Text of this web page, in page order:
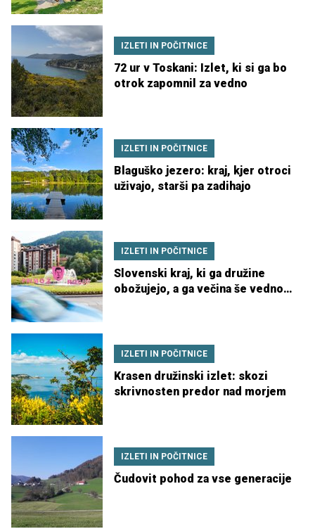
IZLETI IN POČITNICE
72 ur v Toskani: Izlet, ki si ga bo
otrok zapomnil za vedno
IZLETI IN POČITNICE
Blaguško jezero: kraj, kjer otroci
uživajo, starši pa zadihajo
IZLETI IN POČITNICE
Slovenski kraj, ki ga družine
obožujejo, a ga večina še vedno
IZLETI IN POČITNICE
Krasen družinski izlet: skozi
skrivnosten predor nad morjem
IZLETI IN POČITNICE
Čudovit pohod za vse generacije